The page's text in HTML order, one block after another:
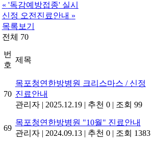
« '독감예방접종' 실시
신정 오전진료안내 »
목록보기
전체 70
번
호
제목
70
목포청연한방병원 크리스마스 / 신정
진료안내
관리자 | 2025.12.19 | 추천 0 | 조회 99
69
목포청연한방병원 "10월" 진료안내
관리자 | 2024.09.13 | 추천 0 | 조회 1383